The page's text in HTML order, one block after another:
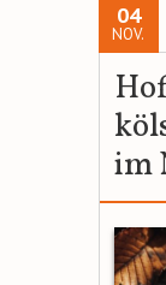
04
NOV.
im